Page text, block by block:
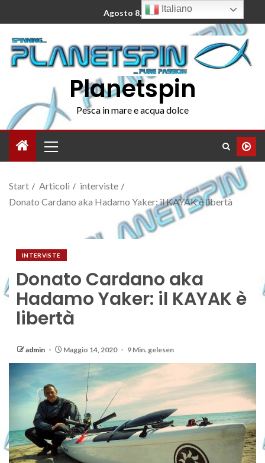
Agosto 8, 2026
Planetspin
Pesca in mare e acqua dolce
Start Articoli
interviste
Donato Cardano aka Hadamo Yaker: il KAYAK è libertà
INTERVISTE
Donato Cardano aka
Hadamo Yaker: il KAYAK è
libertà
admin Maggio 14, 2020 9 Min. gelesen
Italiano